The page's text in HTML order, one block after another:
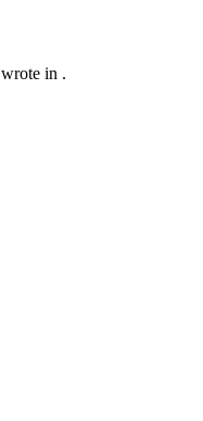
wrote in .